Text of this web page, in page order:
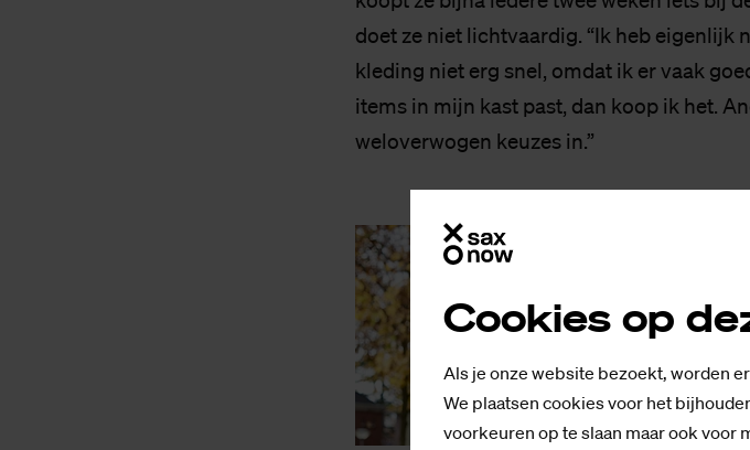
Cookies op
Als je onze website bezoekt, worden
We plaatsen cookies voor het
voorkeuren op te slaan maar ook
doet ze niet lichtvaardig. “Ik heb eigenlijk
kleding niet erg snel, omdat ik er vaak
items in mijn kast past, dan koop ik het.
weloverwogen keuzes in.”